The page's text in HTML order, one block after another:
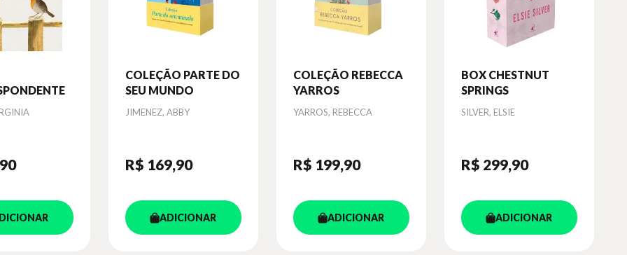
COLEÇÃO PARTE DO
SEU MUNDO
Autor
JIMENEZ, ABBY
R$ 169,90
ADICIONAR
COLEÇÃO REBECCA
YARROS
Autor
YARROS, REBECCA
R$ 199,90
ADICIONAR
BOX CHESTNUT
SPRINGS
Autor
SILVER, ELSIE
R$ 299,90
ADICIONAR